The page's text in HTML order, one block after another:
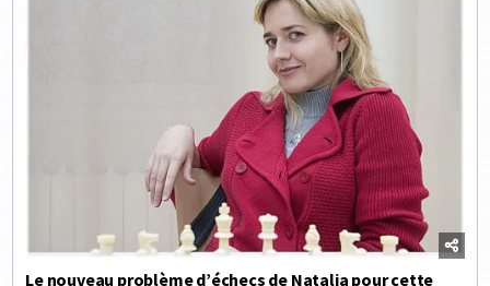
Le nouveau problème d’échecs de Natalia pour cette